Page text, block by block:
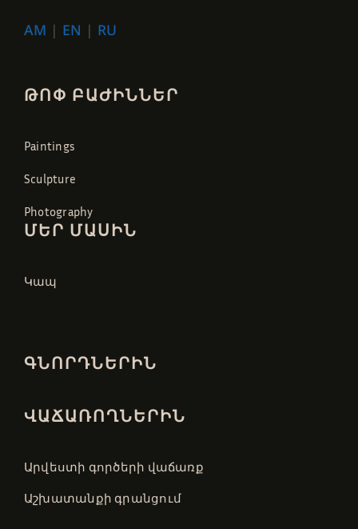
AM | EN | RU
ԹՈՓ ԲԱԺԻՆՆԵՐ
Paintings
Sculpture
Photography
ՄԵՐ ՄԱՍԻՆ
Կապ
ԳՆՈՐԴՆԵՐԻՆ
ՎԱՃԱՌՈՂՆԵՐԻՆ
Արվեստի գործերի վաճառք
Աշխատանքի գրանցում